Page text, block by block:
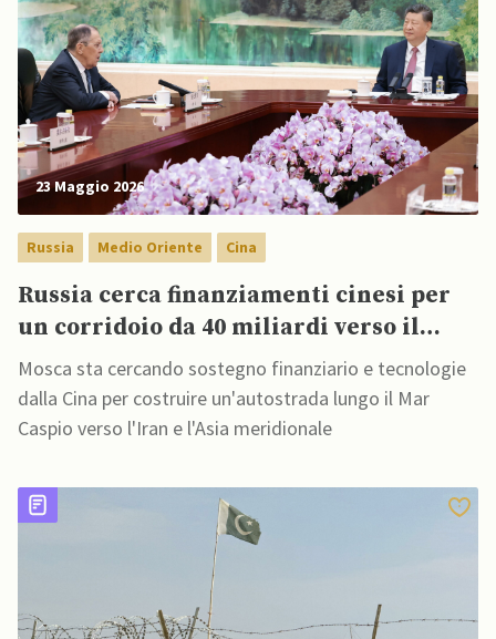
23 Maggio 2026
Russia Medio Oriente Cina
Russia cerca finanziamenti cinesi per
un corridoio da 40 miliardi verso il
Golfo Persico
Mosca sta cercando sostegno finanziario e tecnologie
dalla Cina per costruire un'autostrada lungo il Mar
Caspio verso l'Iran e l'Asia meridionale